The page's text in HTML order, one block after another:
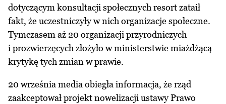
dotyczącym konsultacji społecznych resort zataił
fakt, że uczestniczyły w nich organizacje społeczne.
Tymczasem aż 20 organizacji przyrodniczych
i prozwierzęcych złożyło w ministerstwie miażdżącą
krytykę tych zmian w prawie.
20 września media obiegła informacja, że rząd
zaakceptował projekt nowelizacji ustawy Prawo